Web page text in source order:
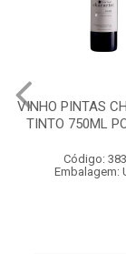
VINHO PINTAS
TINTO 750ML
Código:
Embalagem: